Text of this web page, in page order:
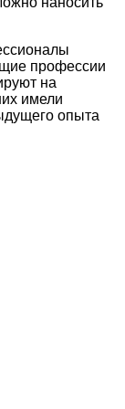
профессии
на
имели
опыта